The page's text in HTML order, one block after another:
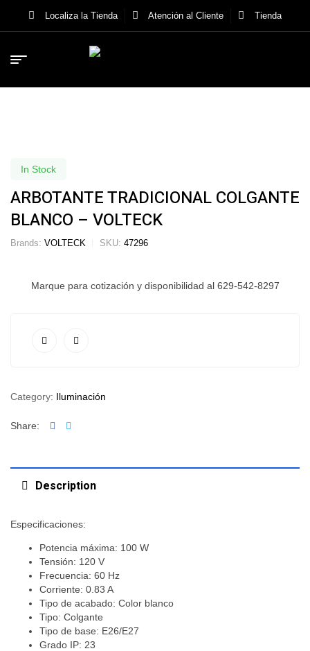
Localiza la Tienda Atención al Cliente Tienda
In Stock
ARBOTANTE TRADICIONAL COLGANTE
BLANCO – VOLTECK
Brands: VOLTECK SKU: 47296
Marque para cotización y disponibilidad al 629-542-8297
Category: Iluminación
Share: Facebook
Description
Especificaciones:
Potencia máxima: 100 W
Tensión: 120 V
Frecuencia: 60 Hz
Corriente: 0.83 A
Tipo de acabado: Color blanco
Tipo: Colgante
Tipo de base: E26/E27
Grado IP: 23